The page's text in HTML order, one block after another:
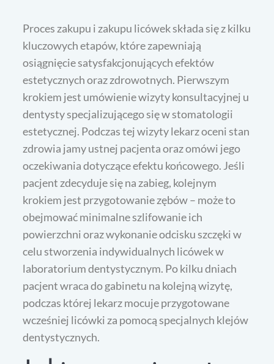
Proces zakupu i zakupu licówek składa się z kilku
kluczowych etapów, które zapewniają
osiągnięcie satysfakcjonujących efektów
estetycznych oraz zdrowotnych. Pierwszym
krokiem jest umówienie wizyty konsultacyjnej u
dentysty specjalizującego się w stomatologii
estetycznej. Podczas tej wizyty lekarz oceni stan
zdrowia jamy ustnej pacjenta oraz omówi jego
oczekiwania dotyczące efektu końcowego. Jeśli
pacjent zdecyduje się na zabieg, kolejnym
krokiem jest przygotowanie zębów – może to
obejmować minimalne szlifowanie ich
powierzchni oraz wykonanie odcisku szczęki w
celu stworzenia indywidualnych licówek w
laboratorium dentystycznym. Po kilku dniach
pacjent wraca do gabinetu na kolejną wizytę,
podczas której lekarz mocuje przygotowane
wcześniej licówki za pomocą specjalnych klejów
dentystycznych.